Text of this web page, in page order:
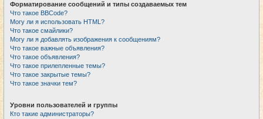
Форматирование сообщений и типы создаваемых тем
Что такое BBCode?
Могу ли я использовать HTML?
Что такое смайлики?
Могу ли я добавлять изображения к сообщениям?
Что такое важные объявления?
Что такое объявления?
Что такое прилепленные темы?
Что такое закрытые темы?
Что такое значки тем?
Уровни пользователей и группы
Кто такие администраторы?